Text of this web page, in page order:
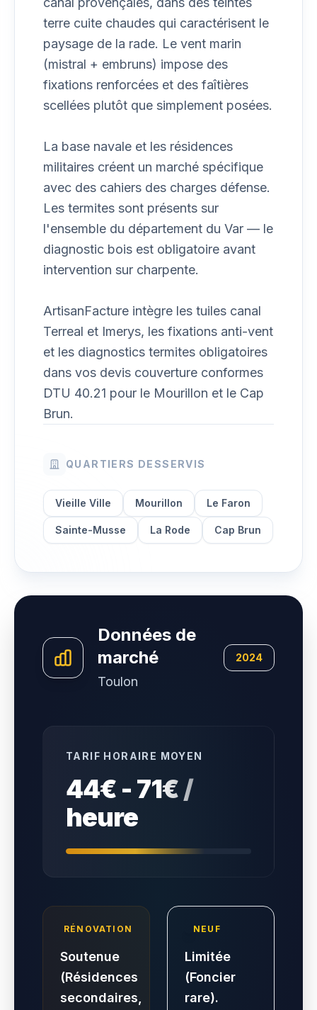
terre cuite chaudes qui caractérisent le
paysage de la rade. Le vent marin
(mistral + embruns) impose des
fixations renforcées et des faîtières
scellées plutôt que simplement posées.
La base navale et les résidences
militaires créent un marché spécifique
avec des cahiers des charges défense.
Les termites sont présents sur
l'ensemble du département du Var — le
diagnostic bois est obligatoire avant
intervention sur charpente.
ArtisanFacture intègre les tuiles canal
Terreal et Imerys, les fixations anti-vent
et les diagnostics termites obligatoires
dans vos devis couverture conformes
DTU 40.21 pour le Mourillon et le Cap
Brun.
QUARTIERS DESSERVIS
Vieille Ville Mourillon Le Faron
Sainte-Musse La Rode Cap Brun
Données de
marché
Toulon
2024
TARIF HORAIRE MOYEN
44€ - 71€ /
heure
RÉNOVATION
Soutenue
(Résidences
secondaires,
NEUF
Limitée
(Foncier
rare).